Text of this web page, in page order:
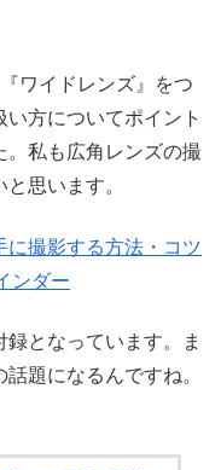
ワイドレンズ』をつ
方についてポイント
。私も広角レンズの撮
思います。
に撮影する方法・コツ
ンダー
となっています。ま
題になるんですね。